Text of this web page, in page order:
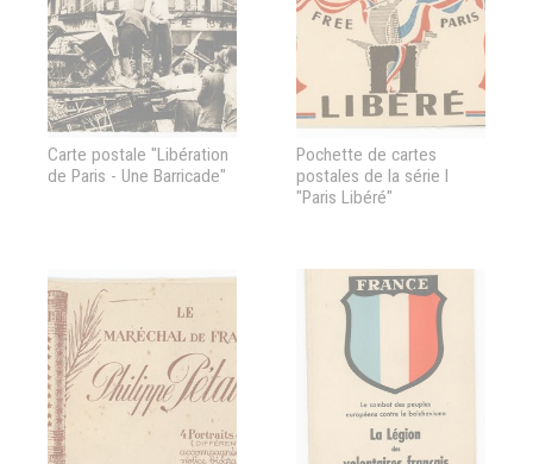
Carte postale "Libération
de Paris - Une Barricade"
Pochette de cartes
postales de la série I
"Paris Libéré"